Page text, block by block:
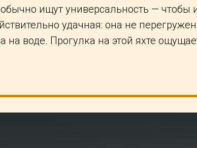
ищут универсальность — чтобы
удачная: она не
воде. Прогулка на этой яхте